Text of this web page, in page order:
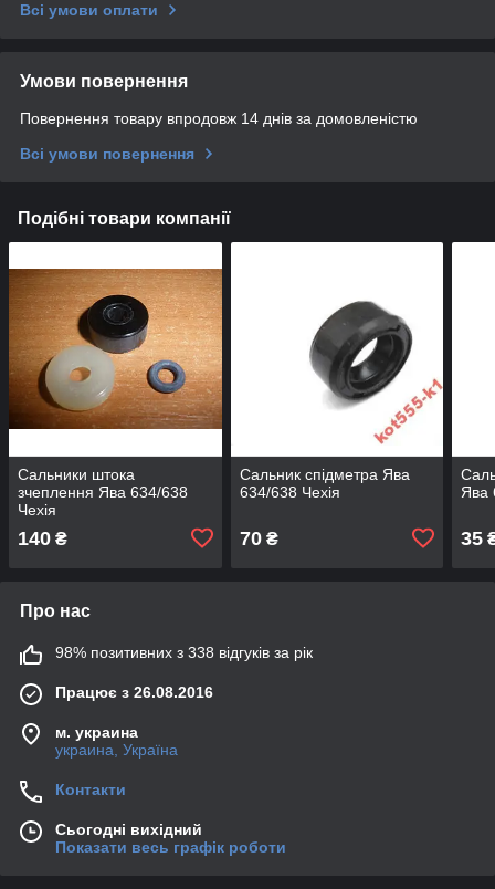
Всі умови оплати
Умови повернення
Повернення товару впродовж 14 днів за домовленістю
Всі умови повернення
Подібні товари компанії
Сальники штока
зчеплення Ява 634/638
Чехія
140 ₴
Сальник спідметра Ява
634/638 Чехія
70₴
Ява
35
Про нас
98% позитивних з 338 відгуків за рік
Працює з 26.08.2016
м. украина
украина, Україна
Контакти
Сьогодні вихідний
Показати весь графік роботи